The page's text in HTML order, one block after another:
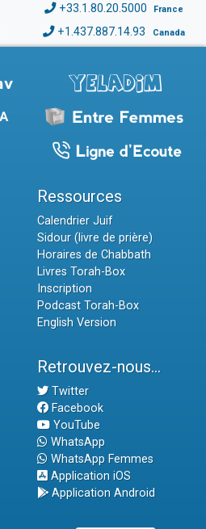
+33.1.80.20.5000 France
+1.437.887.14.93 Canada
Ressources
Calendrier Juif
Sidour (livre de prière)
Horaires de Chabbath
Livres Torah-Box
Inscription
Podcast Torah-Box
English Version
Retrouvez-nous...
Twitter
Facebook
YouTube
WhatsApp
WhatsApp Femmes
Application iOS
Application Android